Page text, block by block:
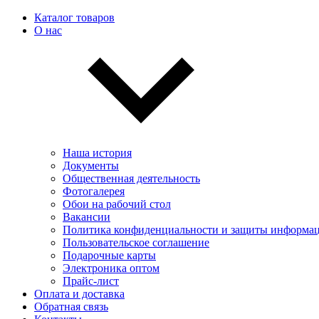
Каталог товаров
О нас
Наша история
Документы
Общественная деятельность
Фотогалерея
Обои на рабочий стол
Вакансии
Политика конфиденциальности и защиты
Пользовательскоe соглашение
Подарочные карты
Электроника оптом
Прайс-лист
Оплата и доставка
Обратная связь